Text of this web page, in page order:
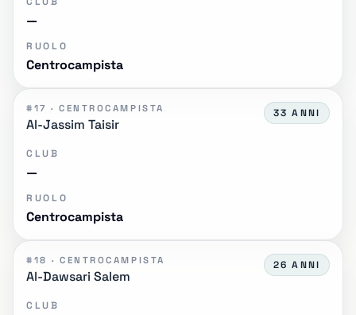
—
RUOLO
Centrocampista
#17 · CENTROCAMPISTA
Al-Jassim Taisir
33 ANNI
CLUB
—
RUOLO
Centrocampista
#18 · CENTROCAMPISTA
Al-Dawsari Salem
26 ANNI
CLUB